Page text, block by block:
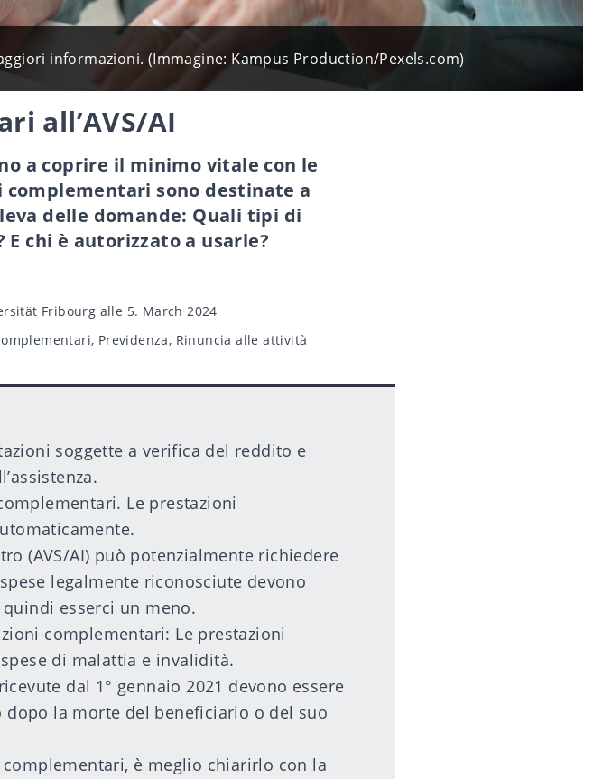
informazioni. (Immagine: Kampus Production/Pexels.com)
all’AVS/AI
a coprire il minimo vitale con le
complementari sono destinate a
delle domande: Quali tipi di
chi è autorizzato a usarle?
Fribourg alle 5. March 2024
, Previdenza, Rinuncia alle attività
soggette a verifica del reddito e
Le prestazioni
(AVS/AI) può potenzialmente richiedere
legalmente riconosciute devono
esserci un meno.
complementari: Le prestazioni
di malattia e invalidità.
dal 1° gennaio 2021 devono essere
dopo la morte del beneficiario o del suo
è meglio chiarirlo con la